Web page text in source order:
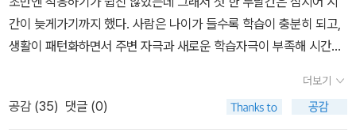
자는 책 초반부터 새로운 교육모델을 소개함과 함께 사회 참여 활동
또는 현장체험학습, 사회참여 프로젝트의 중요성을 강조하고 있다.사
맞물려야 더 큰 효과를 낼 수 있다고 설명하고 있다.​저자는 특히 교육
자로서의 자신의 생각을 많이 나열하는데, 개인적으로 공감이 된 부
분은 다음과 같다.그리고 사회참여 프로젝트 기반 교육을 고려할 때,
이제 우리나라도 적극적으로 투자해야 한다. 그리고 사람을 길러내어
교육에 열심인 우리나라가 이런 기회들을 잘 살려야 할 것이다. 저자
래야 더 나은 세상을 만드는 교육을 만들어낼 수 있고 아이들의 행복
을 위할 수 있다고 말한다. 이것은 아이들에게 필요한 기량으로 이어
진다. 교육이라는 것은 아이들이 자신이 원하고 맞는 분야에서 마음
간이 늦게가기까지 했다. 사람은 나이가 들수록 학습이 충분히 되고,
생활이 패턴화하면서 주변 자극과 새로운 학습자극이 부족해 시간이
릴적처럼 시간이 다시 느려지는데 바로 그런 경험을 한 것 같다. 하여
튼 그래서인지 올해 읽은 책은 85권에 불과하다. 작년 115권에 비해
무척 적어졌고, 목표인 연간 100권에도 미치지 못했다. 아쉬운 한해
더보기
공감 (35) 댓글 (0)